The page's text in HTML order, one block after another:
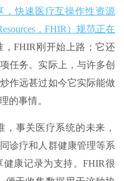
，快速医疗互操作性资源
，FHIR）规范正在
，FHIR刚开始上路；它还
任务。实际上，与许多创
作远甚过如今它实际能做
的事情。
事关医疗系统的未来，
诊疗和人群健康管理等系
康记录为支持。FHIR很